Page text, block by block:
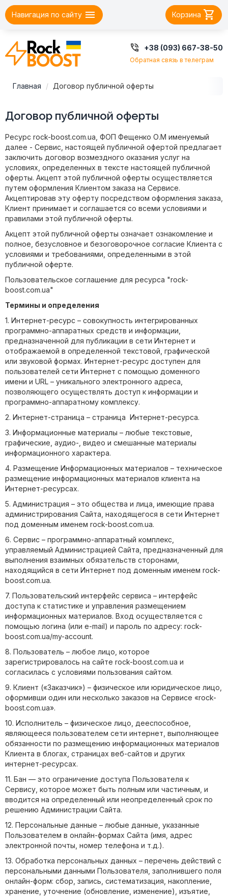
Навигация по сайту  Корзина 
 +38 (093) 667-38-50
Обратная связь в телеграм
Главная Договор публичной оферты
Договор публичной оферты
Ресурс rock-boost.com.ua, ФОП Фещенко О.М именуемый
далее - Сервис, настоящей публичной офертой предлагает
заключить договор возмездного оказания услуг на
условиях, определенных в тексте настоящей публичной
оферты. Акцепт этой публичной оферты осуществляется
путем оформления Клиентом заказа на Сервисе.
Акцептировав эту оферту посредством оформления заказа,
Клиент принимает и соглашается со всеми условиями и
правилами этой публичной оферты.
Акцепт этой публичной оферты означает ознакомление и
полное, безусловное и безоговорочное согласие Клиента с
условиями и требованиями, определенными в этой
публичной оферте.
Пользовательское соглашение для ресурса "rock-
boost.com.ua"
Термины и определения
1. Интернет-ресурс – совокупность интегрированных
программно-аппаратных средств и информации,
предназначенной для публикации в сети Интернет и
отображаемой в определенной текстовой, графической
или звуковой формах. Интернет-ресурс доступен для
пользователей сети Интернет с помощью доменного
имени и URL – уникального электронного адреса,
позволяющего осуществлять доступ к информации и
программно-аппаратному комплексу.
2. Интернет-страница – страница Интернет-ресурса.
3. Информационные материалы – любые текстовые,
графические, аудио-, видео и смешанные материалы
информационного характера.
4. Размещение Информационных материалов – техническое
размещение информационных материалов клиента на
Интернет-ресурсах.
5. Администрация – это общества и лица, имеющие права
администрирования Сайта, находящегося в сети Интернет
под доменным именем rock-boost.com.ua.
6. Сервис – программно-аппаратный комплекс,
управляемый Администрацией Сайта, предназначенный для
выполнения взаимных обязательств сторонами,
находящийся в сети Интернет под доменным именем rock-
boost.com.ua.
7. Пользовательский интерфейс сервиса – интерфейс
доступа к статистике и управления размещением
информационных материалов. Вход осуществляется с
помощью логина (или e-mail) и пароль по адресу: rock-
boost.com.ua/my-account.
8. Пользователь – любое лицо, которое
зарегистрировалось на сайте rock-boost.com.ua и
согласилась с условиями пользования сайтом.
9. Клиент («Заказчик») – физическое или юридическое лицо,
оформивши один или несколько заказов на Сервисе «rock-
boost.com.ua».
10. Исполнитель – физическое лицо, дееспособное,
являющееся пользователем сети интернет, выполняющее
обязанности по размещению информационных материалов
Клиента в блогах, страницах веб-сайтов и других
интернет-ресурсах.
11. Бан — это ограничение доступа Пользователя к
Сервису, которое может быть полным или частичным, и
вводится на определенный или неопределенный срок по
решению Администрации Сайта.
12. Персональные данные – любые данные, указанные
Пользователем в онлайн-формах Сайта (имя, адрес
электронной почты, номер телефона и т.д.).
13. Обработка персональных данных – перечень действий с
персональными данными Пользователя, заполнившего поля
онлайн-форм: сбор, запись, систематизация, накопление,
хранение, уточнение (обновление, изменение), изъятие,